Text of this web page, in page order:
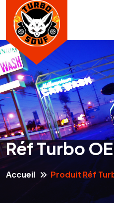
Réf Turbo
Accueil Produit Réf